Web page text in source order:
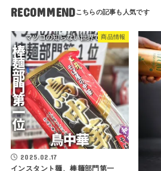
RECOMMEND
商品情報
2025.02.17
インスタント麺、棒麺部門第一